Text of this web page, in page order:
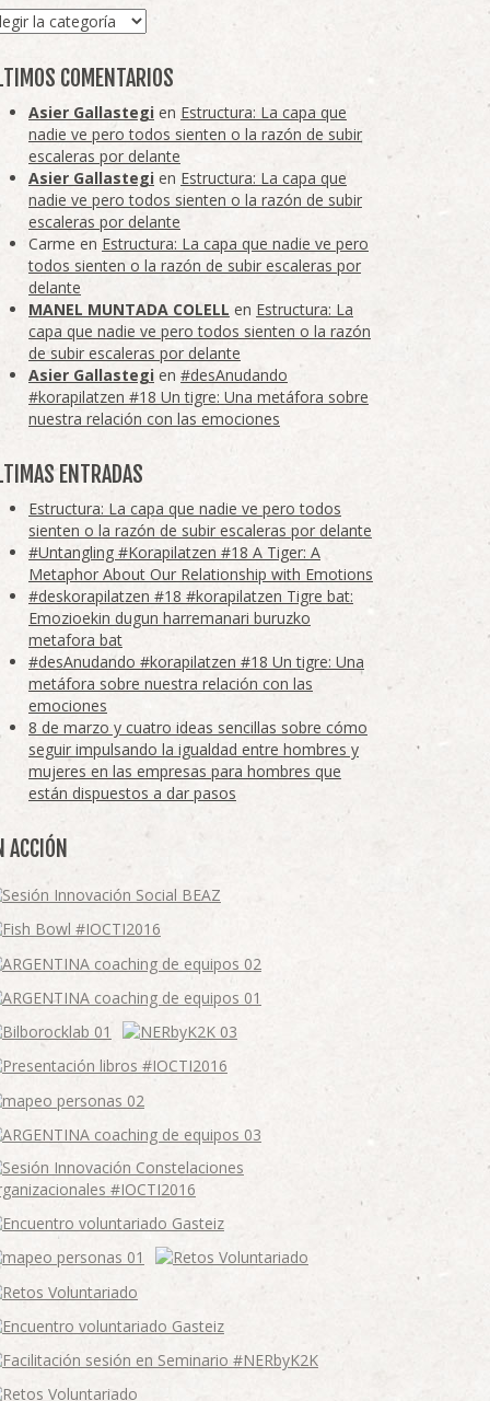
COMENTARIOS
Asier Gallastegi en Estructura: La capa que
nadie ve pero todos sienten o la razón de subir
escaleras por delante
Asier Gallastegi en Estructura: La capa que
nadie ve pero todos sienten o la razón de subir
escaleras por delante
Carme en Estructura: La capa que nadie ve pero
todos sienten o la razón de subir escaleras por
delante
MANEL MUNTADA COLELL en Estructura: La
capa que nadie ve pero todos sienten o la razón
de subir escaleras por delante
Asier Gallastegi en #desAnudando
#korapilatzen #18 Un tigre: Una metáfora sobre
nuestra relación con las emociones
ENTRADAS
Estructura: La capa que nadie ve pero todos
sienten o la razón de subir escaleras por delante
#Untangling #Korapilatzen #18 A Tiger: A
Metaphor About Our Relationship with Emotions
#deskorapilatzen #18 #korapilatzen Tigre bat:
Emozioekin dugun harremanari buruzko
metafora bat
#desAnudando #korapilatzen #18 Un tigre: Una
metáfora sobre nuestra relación con las
emociones
8 de marzo y cuatro ideas sencillas sobre cómo
seguir impulsando la igualdad entre hombres y
mujeres en las empresas para hombres que
están dispuestos a dar pasos
ACCIÓN